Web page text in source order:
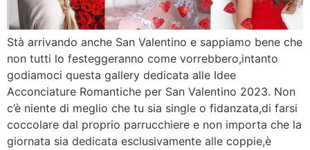
Stà arrivando anche San Valentino e sappiamo bene che
non tutti lo festeggeranno come vorrebbero,intanto
godiamoci questa gallery dedicata alle Idee
Acconciature Romantiche per San Valentino 2023. Non
c’è niente di meglio che tu sia single o fidanzata,di farsi
coccolare dal proprio parrucchiere e non importa che la
giornata sia dedicata esclusivamente alle coppie,è